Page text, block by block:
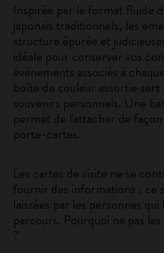
Inspirée par le format fluide
japonais traditionnels, les
structure épurée et
idéale pour conserver vos
événements associés à
boîte de couleur assortie sert
souvenirs personnels. Une
permet de l'attacher de
porte-cartes.
Les cartes de visite ne se
fournir des informations : ce
laissées par les personnes
parcours. Pourquoi ne pas
?